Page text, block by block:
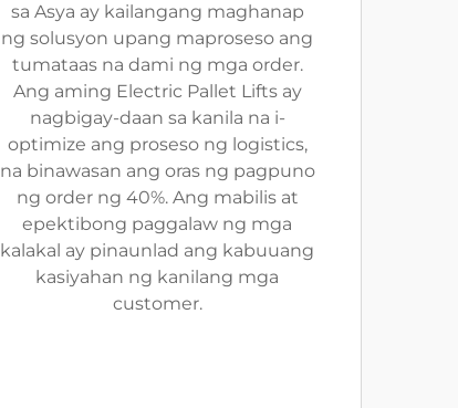
sa Asya ay kailangang maghanap
ng solusyon upang maproseso ang
tumataas na dami ng mga order.
Ang aming Electric Pallet Lifts ay
nagbigay-daan sa kanila na i-
optimize ang proseso ng logistics,
na binawasan ang oras ng pagpuno
ng order ng 40%. Ang mabilis at
epektibong paggalaw ng mga
kalakal ay pinaunlad ang kabuuang
kasiyahan ng kanilang mga
customer.